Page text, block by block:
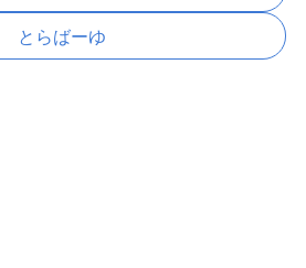
とらばーゆ